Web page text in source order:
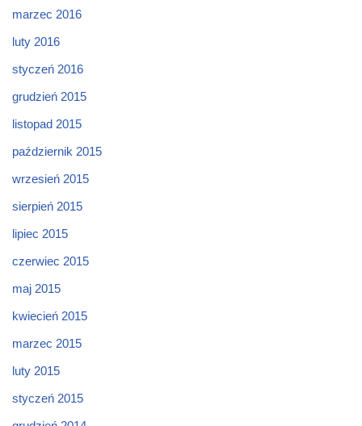
marzec 2016
luty 2016
styczeń 2016
grudzień 2015
listopad 2015
październik 2015
wrzesień 2015
sierpień 2015
lipiec 2015
czerwiec 2015
maj 2015
kwiecień 2015
marzec 2015
luty 2015
styczeń 2015